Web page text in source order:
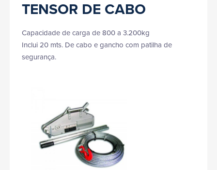
TENSOR DE CABO
Capacidade de carga de 800 a 3.200kg
Inclui 20 mts. De cabo e gancho com patilha de
segurança.